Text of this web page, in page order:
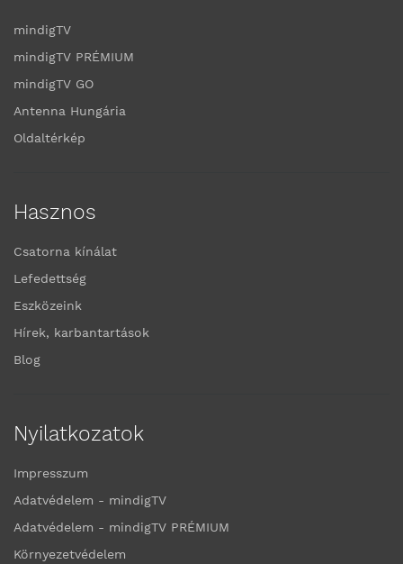
mindigTV
mindigTV PRÉMIUM
mindigTV GO
Antenna Hungária
Oldaltérkép
Hasznos
Csatorna kínálat
Lefedettség
Eszközeink
Hírek, karbantartások
Blog
Nyilatkozatok
Impresszum
Adatvédelem - mindigTV
Adatvédelem - mindigTV PRÉMIUM
Környezetvédelem